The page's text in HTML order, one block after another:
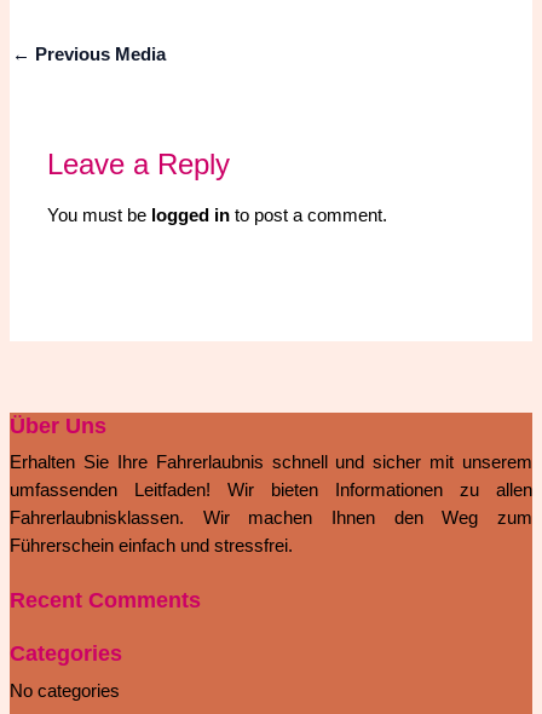
← Previous Media
Leave a Reply
You must be logged in to post a comment.
Über Uns
Erhalten Sie Ihre Fahrerlaubnis schnell und sicher mit unserem
umfassenden Leitfaden! Wir bieten Informationen zu allen
Fahrerlaubnisklassen. Wir machen Ihnen den Weg zum
Führerschein einfach und stressfrei.
Recent Comments
Categories
No categories